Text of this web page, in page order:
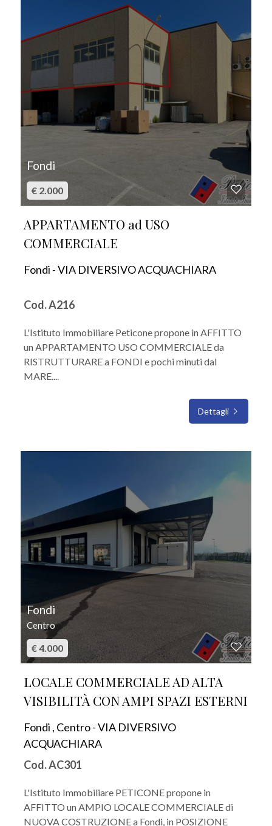
Fondi
€ 2.000
APPARTAMENTO ad USO
COMMERCIALE
Fondi - VIA DIVERSIVO ACQUACHIARA
Cod. A216
L'Istituto Immobiliare Peticone propone in AFFITTO
un APPARTAMENTO USO COMMERCIALE da
RISTRUTTURARE a FONDI e pochi minuti dal
MARE....
Dettagli
Fondi
Centro
€ 4.000
LOCALE COMMERCIALE AD ALTA
VISIBILITÀ CON AMPI SPAZI ESTERNI
Fondi , Centro - VIA DIVERSIVO
ACQUACHIARA
Cod. AC301
L'Istituto Immobiliare PETICONE propone in
AFFITTO un AMPIO LOCALE COMMERCIALE di
NUOVA COSTRUZIONE a Fondi, in POSIZIONE